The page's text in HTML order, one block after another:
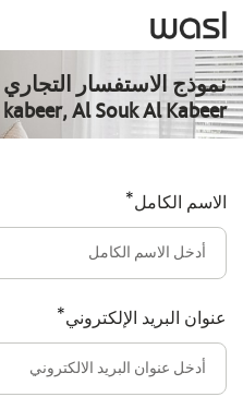
kabeer, Al Souk Al Kabeer
الاسم الكامل*
عنوان البريد الإلكتروني*